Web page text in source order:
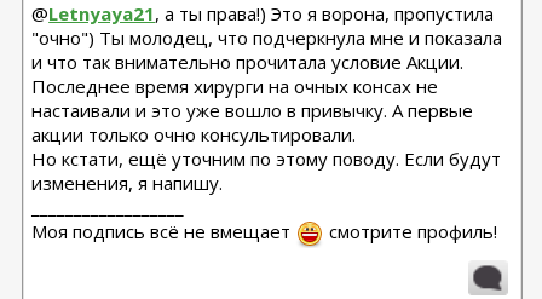
@Letnyaya21, а ты права!) Это я ворона, пропустила
"очно") Ты молодец, что подчеркнула мне и показала
и что так внимательно прочитала условие Акции.
Последнее время хирурги на очных консах не
настаивали и это уже вошло в привычку. А первые
акции только очно консультировали.
Но кстати, ещё уточним по этому поводу. Если будут
изменения, я напишу.
Моя подпись всё не вмещает
смотрите профиль!